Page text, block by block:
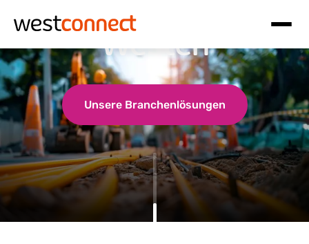
Hauptnavigation
Inhalt
Westen
Unsere Branchenlösungen